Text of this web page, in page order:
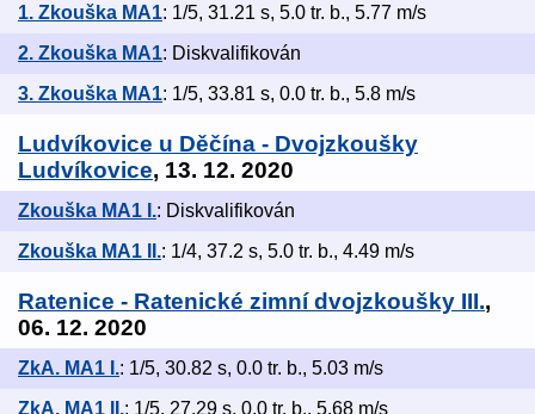
1. Zkouška MA1: 1/5, 31.21 s, 5.0 tr. b., 5.77 m/s
2. Zkouška MA1: Diskvalifikován
3. Zkouška MA1: 1/5, 33.81 s, 0.0 tr. b., 5.8 m/s
Ludvíkovice u Děčína - Dvojzkoušky
Ludvíkovice, 13. 12. 2020
Zkouška MA1 I.: Diskvalifikován
Zkouška MA1 II.: 1/4, 37.2 s, 5.0 tr. b., 4.49 m/s
Ratenice - Ratenické zimní dvojzkoušky III.,
06. 12. 2020
ZkA. MA1 I.: 1/5, 30.82 s, 0.0 tr. b., 5.03 m/s
ZkA. MA1 II.: 1/5, 27.29 s, 0.0 tr. b., 5.68 m/s